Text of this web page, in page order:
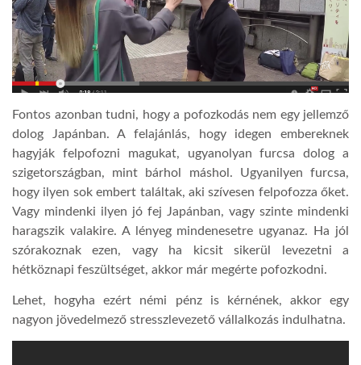
Fontos azonban tudni, hogy a pofozkodás nem egy jellemző
dolog Japánban. A felajánlás, hogy idegen embereknek
hagyják felpofozni magukat, ugyanolyan furcsa dolog a
szigetországban, mint bárhol máshol. Ugyanilyen furcsa,
hogy ilyen sok embert találtak, aki szívesen felpofozza őket.
Vagy mindenki ilyen jó fej Japánban, vagy szinte mindenki
haragszik valakire. A lényeg mindenesetre ugyanaz. Ha jól
szórakoznak ezen, vagy ha kicsit sikerül levezetni a
hétköznapi feszültséget, akkor már megérte pofozkodni.
Lehet, hogyha ezért némi pénz is kérnének, akkor egy
nagyon jövedelmező stresszlevezető vállalkozás indulhatna.